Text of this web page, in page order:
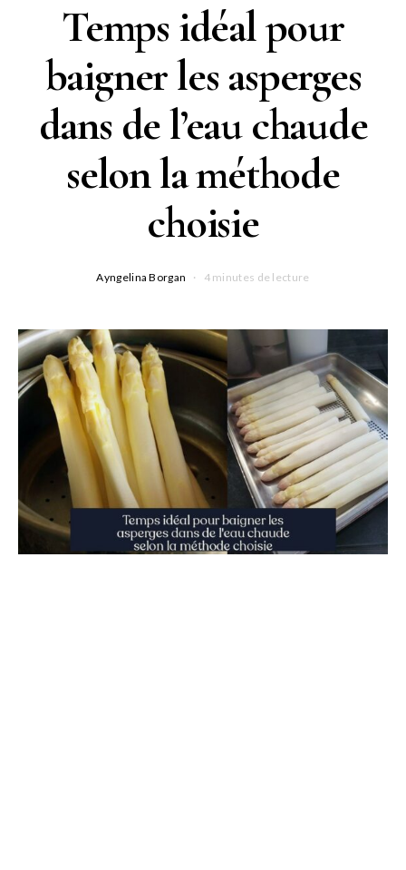
Temps idéal pour
baigner les asperges
dans de l’eau chaude
selon la méthode
choisie
Ayngelina Borgan 4 minutes de lecture